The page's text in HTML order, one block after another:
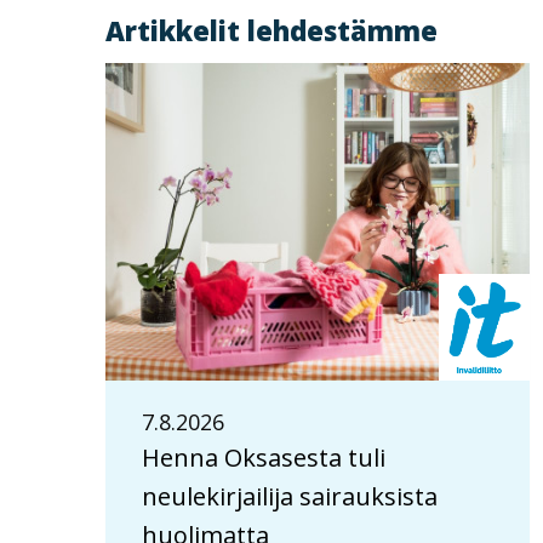
Artikkelit lehdestämme
7.8.2026
Henna Oksasesta tuli
neulekirjailija sairauksista
huolimatta